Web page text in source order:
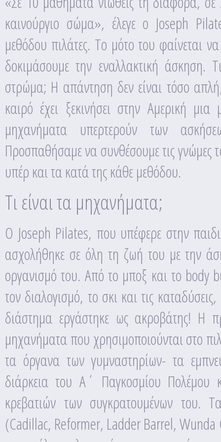
καινούργιο σώμα», έλεγε ο Joseph
μεθόδου πιλάτες. Το μότο του φαίνεται
δοκιμάσουμε την εναλλακτική
στρώμα; Η απάντηση δεν είναι τόσο απλή,
καιρό έχει ξεκινήσει στην Αμερική
μηχανήματα υπερτερούν των
Προσπαθήσαμε να συνθέσουμε τις γνώμες
υπέρ και τα κατά της κάθε μεθόδου.
Τι είναι τα μηχανήματα;
Ο Joseph Pilates, που υπέφερε στην
ασχολήθηκε σε όλη τη ζωή του με την
οργανισμό του. Από το μποξ και το body
τον διαλογισμό, το σκι και τις
διάστημα εργάστηκε ως ακροβάτης! Η
μηχανήματα που χρησιμοποιούνται στο
τα όργανα των γυμναστηρίων- τα
διάρκεια του Α΄ Παγκοσμίου Πολέμου
κρεβατιών των συγκρατουμένων του.
(Cadillac, Reformer, Ladder Barrel, Wunda